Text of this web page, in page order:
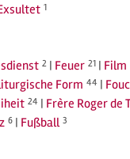
1
2 | Feuer 21 | Film
Form 44 |
24 | Frère Roger de
6 | Fußball 3